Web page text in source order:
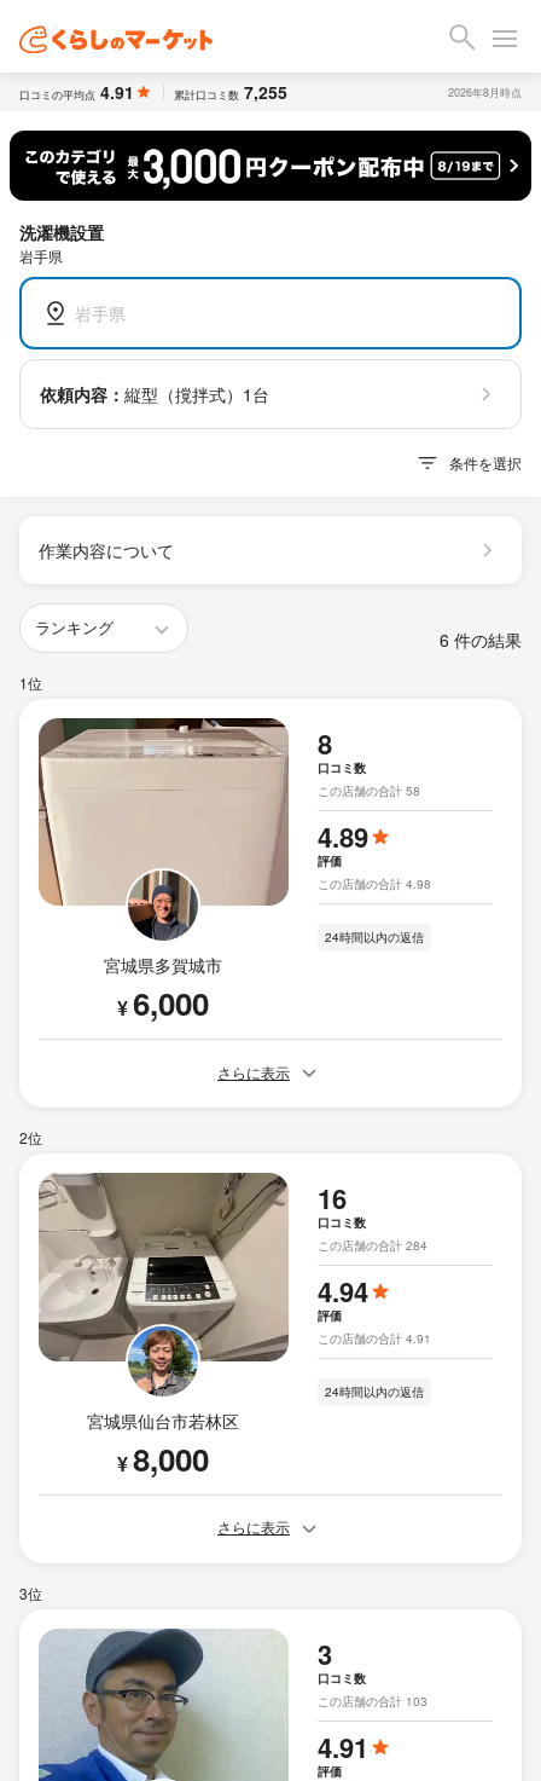
口コミの平均点 4.91 累計口コミ数 7,255 2026年8月時点
洗濯機設置
岩手県
岩手県
依頼内容： 縦型（撹拌式）1台
条件を選択
作業内容について
6 件の結果
1位
宮城県多賀城市
¥6,000
8
口コミ数
この店舗の合計 58
4.89
評価
この店舗の合計 4.98
24時間以内の返信
さらに表示
2位
宮城県仙台市若林区
¥8,000
16
口コミ数
この店舗の合計 284
4.94
評価
この店舗の合計 4.91
24時間以内の返信
さらに表示
3位
3
口コミ数
この店舗の合計 103
4.91
評価